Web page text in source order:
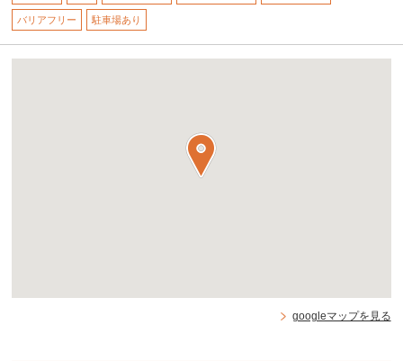
バリアフリー 駐車場あり
googleマップを見る